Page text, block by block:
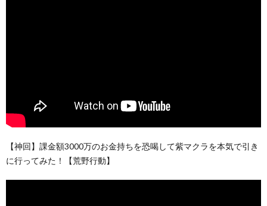
【神回】課金額3000万のお金持ちを恐喝して紫マクラを本気で引き
に行ってみた！【荒野行動】